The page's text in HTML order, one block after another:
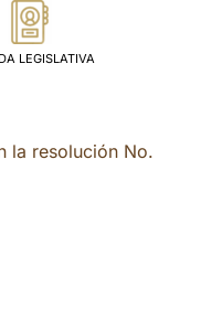
LEGISLATIVA
la resolución No.